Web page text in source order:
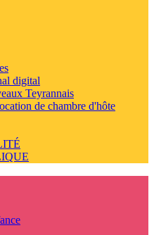
digital
Teyrannais
de chambre d'hôte